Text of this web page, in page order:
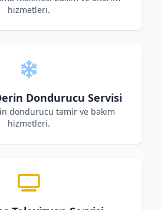
hizmetleri.
Dondurucu Servisi
dondurucu tamir ve bakım
hizmetleri.